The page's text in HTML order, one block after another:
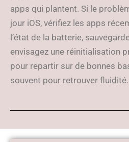
apps qui plantent. Si le
jour iOS, vérifiez les apps
l’état de la batterie,
envisagez une réinitialisation
pour repartir sur de bonnes
souvent pour retrouver fluidité.